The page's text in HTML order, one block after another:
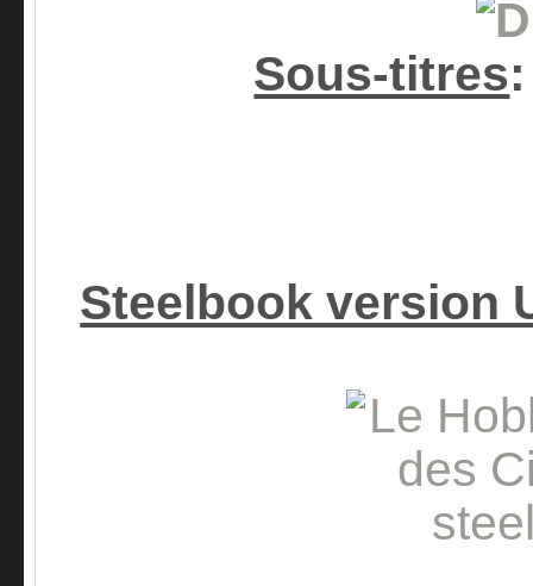
Sous-titres:
Steelbook version